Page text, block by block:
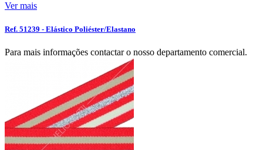
Ver mais
Ref. 51239 - Elástico Poliéster/Elastano
Para mais informações contactar o nosso departamento comercial.